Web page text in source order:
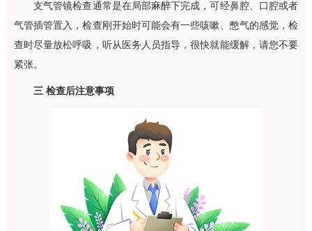
支气管镜检查通常是在局部麻醉下完成，可经鼻腔、口腔或者
气管插管置入，检查刚开始时可能会有一些咳嗽、憋气的感觉，检
查时尽量放松呼吸，听从医务人员指导，很快就能缓解，请您不要
紧张。
三 检查后注意事项